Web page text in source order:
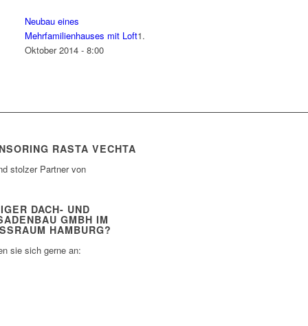
Neubau eines
Mehrfamilienhauses mit Loft1.
Oktober 2014 - 8:00
RASTA VECHTA
stolzer Partner von
DACH- UND
GMBH IM
HAMBURG?
sie sich gerne an: